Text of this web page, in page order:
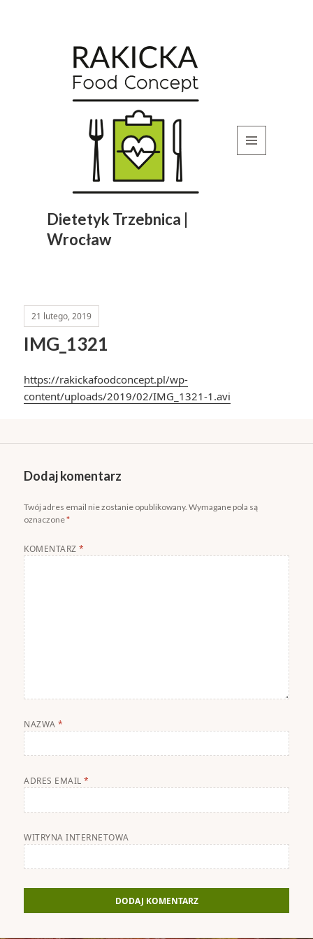
Dietetyk Trzebnica |
Wrocław
21 lutego, 2019
IMG_1321
https://rakickafoodconcept.pl/wp-
content/uploads/2019/02/IMG_1321-1.avi
Dodaj komentarz
Twój adres email nie zostanie opublikowany. Wymagane pola są
oznaczone*
KOMENTARZ*
NAZWA*
ADRES EMAIL*
WITRYNA INTERNETOWA